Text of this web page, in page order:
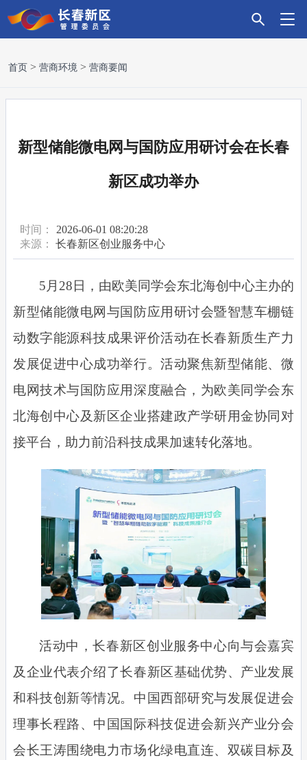
首
页
新
区
要
政
务
服
主
导
产
业
技
创
新
商
引
资
商
环
建
引
进
新
首页 营商环境 营商要闻
新型储能微电网与国防应用研讨会在长春
新区成功举办
时间：
2026-06-01 08:20:28
来源：
长春新区创业服务中心
5月28日，由欧美同学会东北海创中心主办的
新型储能微电网与国防应用研讨会暨智慧车棚链
动数字能源科技成果评价活动在长春新质生产力
发展促进中心成功举行。活动聚焦新型储能、微
电网技术与国防应用深度融合，为欧美同学会东
北海创中心及新区企业搭建政产学研用金协同对
接平台，助力前沿科技成果加速转化落地。
活动中，长春新区创业服务中心向与会嘉宾
及企业代表介绍了长春新区基础优势、产业发展
和科技创新等情况。中国西部研究与发展促进会
理事长程路、中国国际科技促进会新兴产业分会
会长王涛围绕电力市场化绿电直连、双碳目标及